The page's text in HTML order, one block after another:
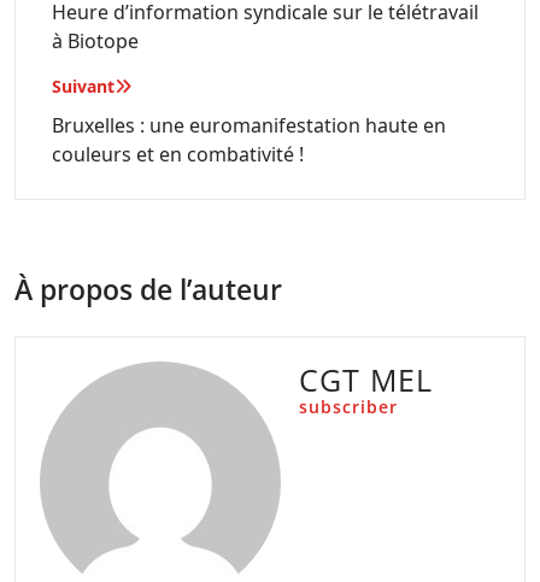
de
l’article
Heure d’information syndicale sur le télétravail
à Biotope
Suivant
Bruxelles : une euromanifestation haute en
couleurs et en combativité !
À propos de l’auteur
CGT MEL
subscriber